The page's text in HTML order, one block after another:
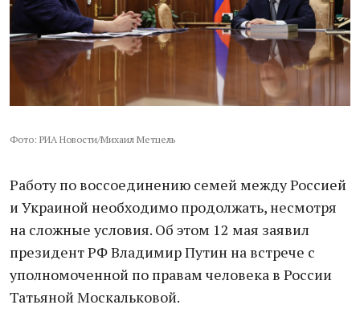
Фото: РИА Новости/Михаил Метцель
Работу по воссоединению семей между Россией
и Украиной необходимо продолжать, несмотря
на сложные условия. Об этом 12 мая заявил
президент РФ Владимир Путин на встрече с
уполномоченной по правам человека в России
Татьяной Москальковой.